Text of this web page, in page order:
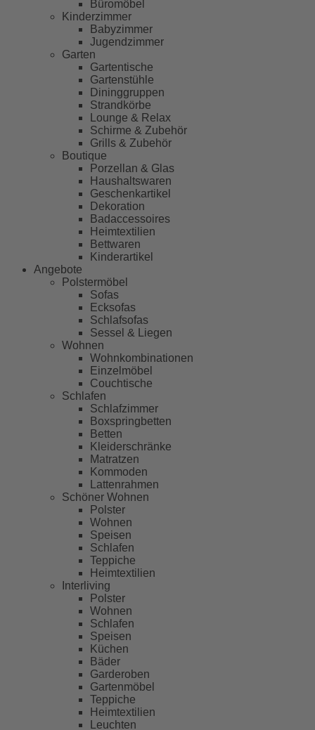
Büromöbel
Kinderzimmer
Babyzimmer
Jugendzimmer
Garten
Gartentische
Gartenstühle
Dininggruppen
Strandkörbe
Lounge & Relax
Schirme & Zubehör
Grills & Zubehör
Boutique
Porzellan & Glas
Haushaltswaren
Geschenkartikel
Dekoration
Badaccessoires
Heimtextilien
Bettwaren
Kinderartikel
Angebote
Polstermöbel
Sofas
Ecksofas
Schlafsofas
Sessel & Liegen
Wohnen
Wohnkombinationen
Einzelmöbel
Couchtische
Schlafen
Schlafzimmer
Boxspringbetten
Betten
Kleiderschränke
Matratzen
Kommoden
Lattenrahmen
Schöner Wohnen
Polster
Wohnen
Speisen
Schlafen
Teppiche
Heimtextilien
Interliving
Polster
Wohnen
Schlafen
Speisen
Küchen
Bäder
Garderoben
Gartenmöbel
Teppiche
Heimtextilien
Leuchten